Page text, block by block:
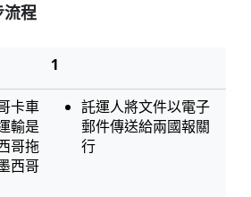
流程
1
卡車
輸是
哥拖
西哥
託運人將文件以電子
郵件傳送給兩國報關
行